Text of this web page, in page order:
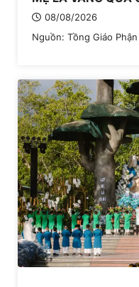
08/08/2026
Nguồn: Tồng Giáo